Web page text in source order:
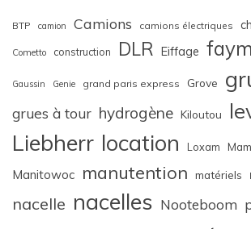
BTP camion Camions camions électriques
Cometto construction DLR Eiffage
Gaussin Genie grand paris express Grove
grues à tour hydrogène Kiloutou
Liebherr location Loxam
Manitowoc manutention matériels
nacelle nacelles Nooteboom